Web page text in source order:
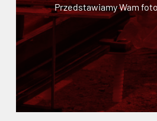
Przedstawiamy Wam